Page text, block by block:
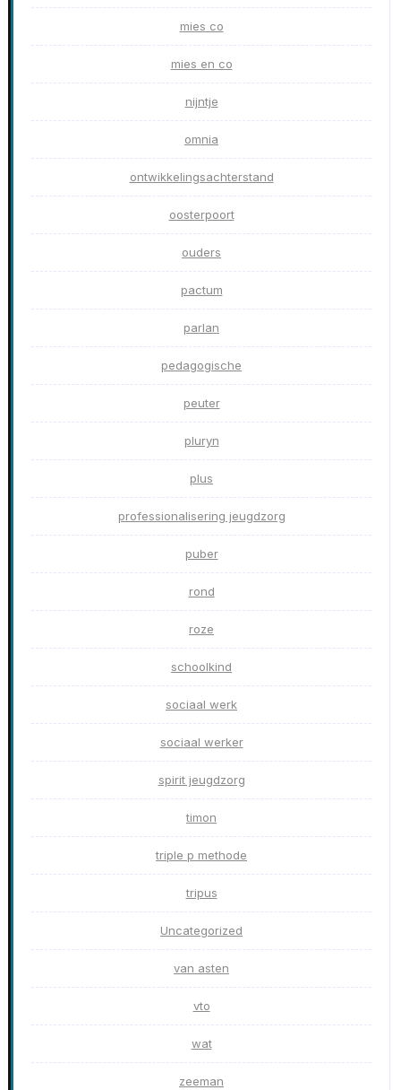
mies co
mies en co
nijntje
omnia
ontwikkelingsachterstand
oosterpoort
ouders
pactum
parlan
pedagogische
peuter
pluryn
plus
professionalisering jeugdzorg
puber
rond
roze
schoolkind
sociaal werk
sociaal werker
spirit jeugdzorg
timon
triple p methode
tripus
Uncategorized
van asten
vto
wat
zeeman